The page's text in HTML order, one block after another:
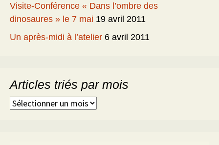
Visite-Conférence « Dans l’ombre des
dinosaures » le 7 mai 19 avril 2011
Un après-midi à l’atelier 6 avril 2011
Articles triés par mois
Articles